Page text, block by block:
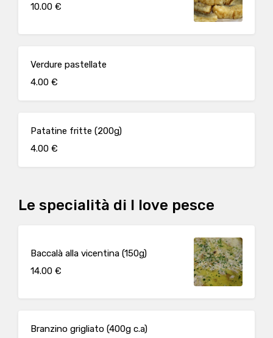
10.00 €
Verdure pastellate
4.00 €
Patatine fritte (200g)
4.00 €
Le specialità di I love pesce
Baccalà alla vicentina (150g)
14.00 €
Branzino grigliato (400g c.a)